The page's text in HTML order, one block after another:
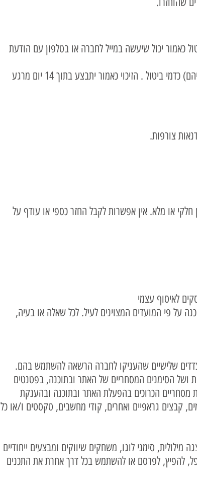
מיום ביצוע ההזמנה. ביטול כאמור יכול שיעשה במייל לחברה או בטלפון עם הודעת
2. זיכוי כספי יתאפשר עם קבלת המוצר חזרה, בניכוי 5% או 100 ₪ (הנמוך ביניהם) כדמי ביטול . הזיכוי כאמור יתבצע בתוך 14 יום מרגע
או מלא. אין אפשרות לקבל החזר כספי או עודף על
צדדים שלישיים שהעניקו לחברה הרשאה להשתמש בהם.
הסימנים המסחריים של האתר ובתוכנה, בפטנטים
מסחריים הכרוכים בהפעלת האתר ובתוכנה ובהענקת
קבצים גראפיים ואחרים, קודי מחשבים, טקסטים ו/או כל
סימני לוגו, משחקים שיווקים ומבצעים ייחודיים
להפיץ, לפרסם או להשתמש בכל דרך אחרת את התכנים